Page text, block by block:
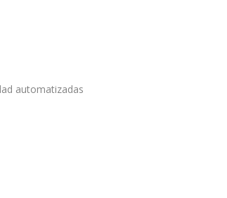
automatizadas